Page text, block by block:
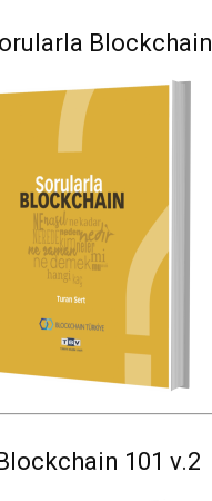
Blockchain
101 v.2